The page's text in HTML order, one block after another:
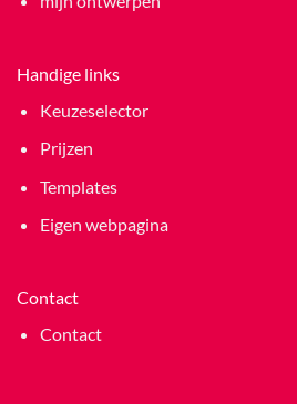
Handige links
Keuzeselector
Prijzen
Templates
Eigen webpagina
Contact
Contact